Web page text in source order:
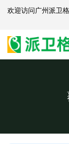
欢迎访问广州派卫